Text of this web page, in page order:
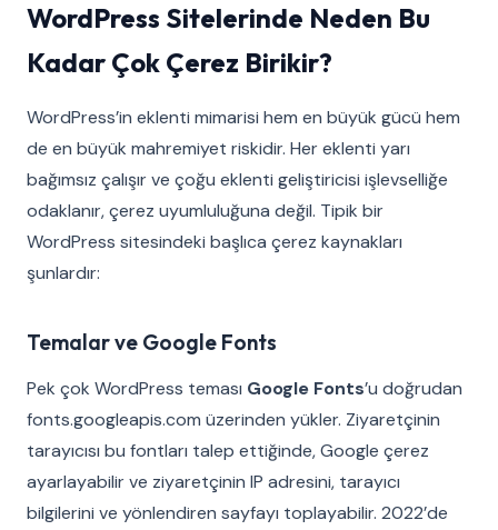
WordPress Sitelerinde Neden Bu
Kadar Çok Çerez Birikir?
WordPress’in eklenti mimarisi hem en büyük gücü hem
de en büyük mahremiyet riskidir. Her eklenti yarı
bağımsız çalışır ve çoğu eklenti geliştiricisi işlevselliğe
odaklanır, çerez uyumluluğuna değil. Tipik bir
WordPress sitesindeki başlıca çerez kaynakları
şunlardır:
Temalar ve Google Fonts
Pek çok WordPress teması Google Fonts’u doğrudan
fonts.googleapis.com üzerinden yükler. Ziyaretçinin
tarayıcısı bu fontları talep ettiğinde, Google çerez
ayarlayabilir ve ziyaretçinin IP adresini, tarayıcı
bilgilerini ve yönlendiren sayfayı toplayabilir. 2022’de